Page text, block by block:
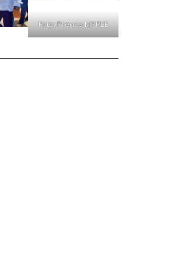
Foto: Prensa MPPEE